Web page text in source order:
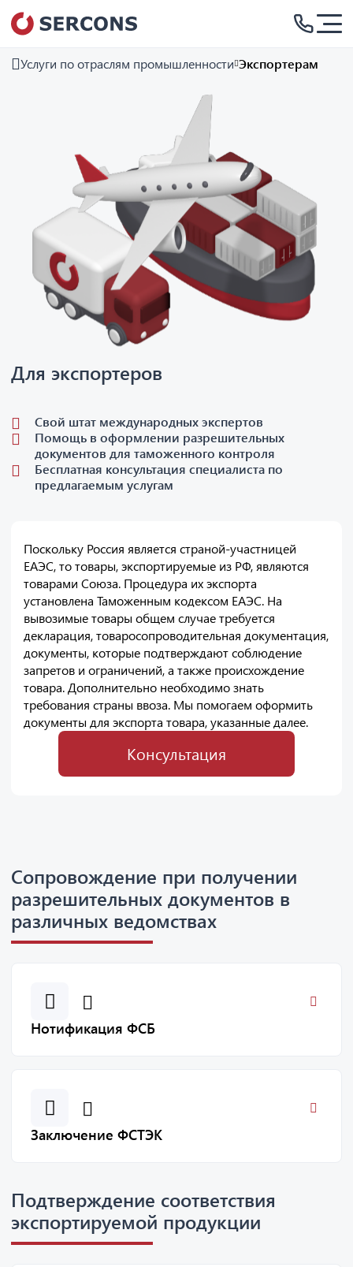
Услуги по отраслям промышленности Экспортерам
Для экспортеров
Свой штат международных экспертов
Помощь в оформлении разрешительных
документов для таможенного контроля
Бесплатная консультация специалиста по
предлагаемым услугам
Поскольку Россия является страной-участницей
ЕАЭС, то товары, экспортируемые из РФ, являются
товарами Союза. Процедура их экспорта
установлена Таможенным кодексом ЕАЭС. На
вывозимые товары общем случае требуется
декларация, товаросопроводительная документация,
документы, которые подтверждают соблюдение
запретов и ограничений, а также происхождение
товара. Дополнительно необходимо знать
требования страны ввоза. Мы помогаем оформить
документы для экспорта товара, указанные далее.
Консультация
Сопровождение при получении
разрешительных документов в
различных ведомствах
Нотификация ФСБ
Заключение ФСТЭК
Подтверждение соответствия
экспортируемой продукции